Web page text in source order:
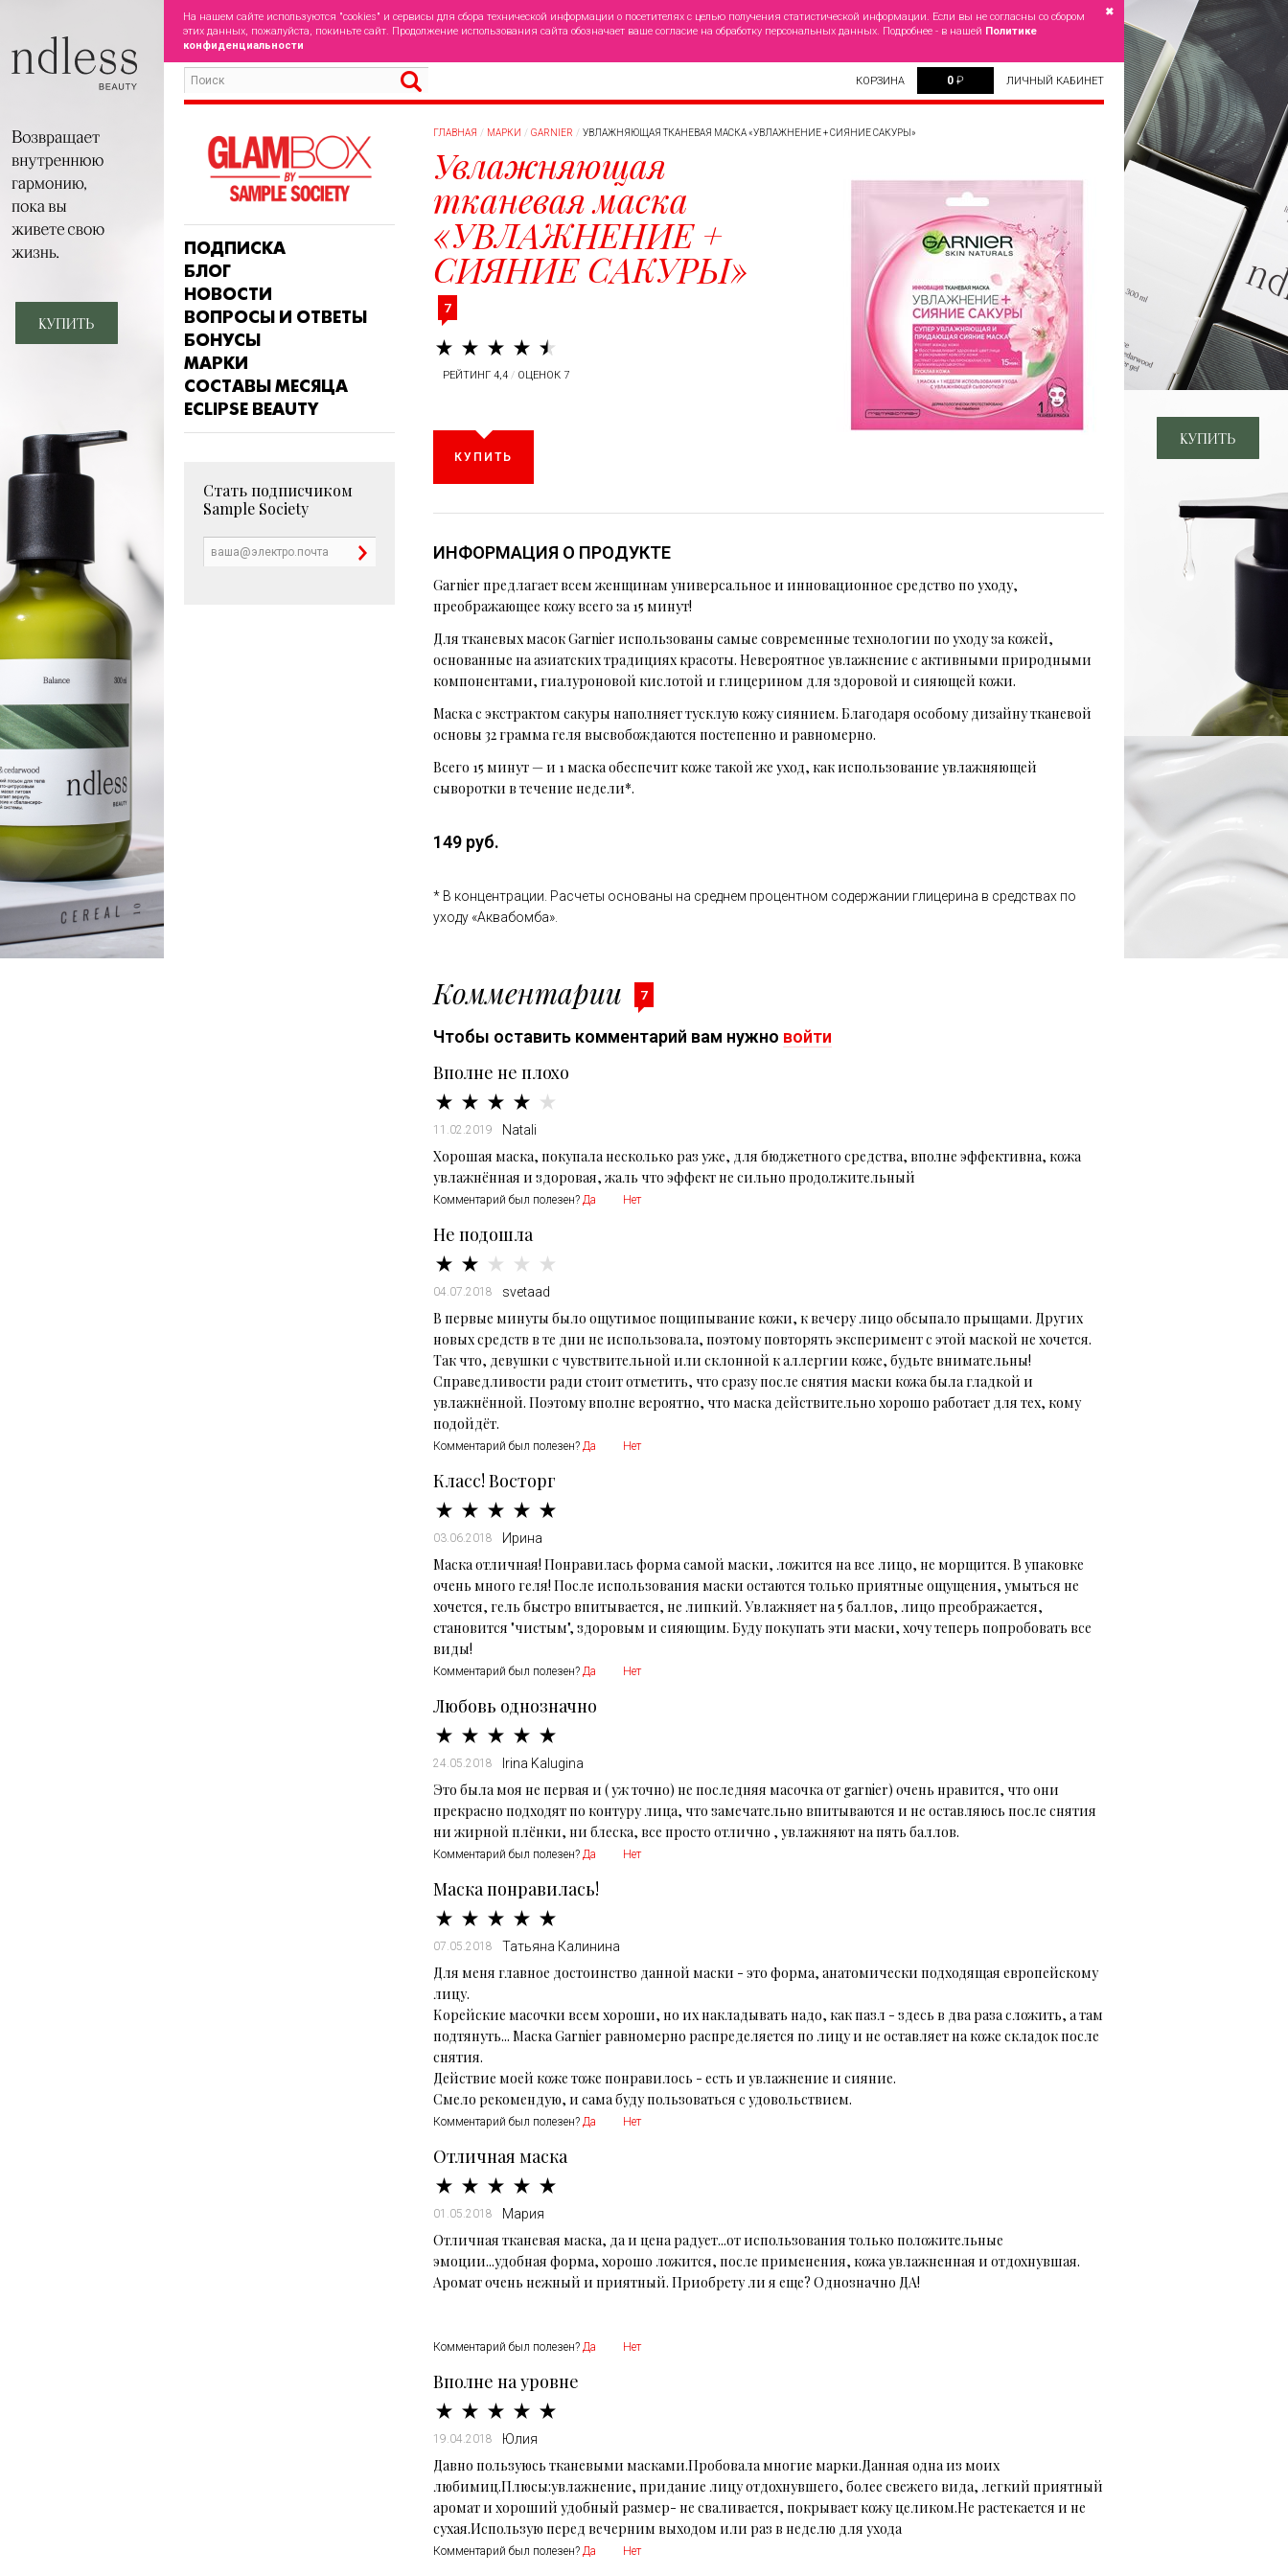
На нашем сайте используются "cookies" и сервисы для сбора технической информации о посетителях с целью получения статистической информации. Если вы не согласны со сбором
этих данных, пожалуйста, покиньте сайт. Продолжение использования сайта обозначает ваше согласие на обработку персональных данных. Подробнее - в нашей Политике
конфиденциальности
✖
КОРЗИНА 0 ₽ ЛИЧНЫЙ КАБИНЕТ
ПОДПИСКА
БЛОГ
НОВОСТИ
ВОПРОСЫ И ОТВЕТЫ
БОНУСЫ
МАРКИ
СОСТАВЫ МЕСЯЦА
ECLIPSE BEAUTY
Стать подписчиком
Sample Society
ГЛАВНАЯ МАРКИ GARNIER УВЛАЖНЯЮЩАЯ ТКАНЕВАЯ МАСКА «УВЛАЖНЕНИЕ + СИЯНИЕ САКУРЫ»
Увлажняющая
тканевая маска
«УВЛАЖНЕНИЕ +
СИЯНИЕ САКУРЫ»
7
РЕЙТИНГ 4,4 / ОЦЕНОК 7
КУПИТЬ
ИНФОРМАЦИЯ О ПРОДУКТЕ
Garnier предлагает всем женщинам универсальное и инновационное средство по уходу,
преображающее кожу всего за 15 минут!
Для тканевых масок Garnier использованы самые современные технологии по уходу за кожей,
основанные на азиатских традициях красоты. Невероятное увлажнение с активными природными
компонентами, гиалуроновой кислотой и глицерином для здоровой и сияющей кожи.
Маска с экстрактом сакуры наполняет тусклую кожу сиянием. Благодаря особому дизайну тканевой
основы 32 грамма геля высвобождаются постепенно и равномерно.
Всего 15 минут — и 1 маска обеспечит коже такой же уход, как использование увлажняющей
сыворотки в течение недели*.
149 руб.
* В концентрации. Расчеты основаны на среднем процентном содержании глицерина в средствах по
уходу «Аквабомба».
Комментарии 7
Чтобы оставить комментарий вам нужно войти
Вполне не плохо
11.02.2019 Natali
Хорошая маска, покупала несколько раз уже, для бюджетного средства, вполне эффективна, кожа
увлажнённая и здоровая, жаль что эффект не сильно продолжительный
Комментарий был полезен? Да Нет
Не подошла
04.07.2018 svetaad
В первые минуты было ощутимое пощипывание кожи, к вечеру лицо обсыпало прыщами. Других
новых средств в те дни не использовала, поэтому повторять эксперимент с этой маской не хочется.
Так что, девушки с чувствительной или склонной к аллергии коже, будьте внимательны!
Справедливости ради стоит отметить, что сразу после снятия маски кожа была гладкой и
увлажнённой. Поэтому вполне вероятно, что маска действительно хорошо работает для тех, кому
подойдёт.
Комментарий был полезен? Да Нет
Класс! Восторг
03.06.2018 Ирина
Маска отличная! Понравилась форма самой маски, ложится на все лицо, не морщится. В упаковке
очень много геля! После использования маски остаются только приятные ощущения, умыться не
хочется, гель быстро впитывается, не липкий. Увлажняет на 5 баллов, лицо преображается,
становится "чистым", здоровым и сияющим. Буду покупать эти маски, хочу теперь попробовать все
виды!
Комментарий был полезен? Да Нет
Любовь однозначно
24.05.2018 Irina Kalugina
Это была моя не первая и ( уж точно) не последняя масочка от garnier) очень нравится, что они
прекрасно подходят по контуру лица, что замечательно впитываются и не оставляюсь после снятия
ни жирной плёнки, ни блеска, все просто отлично , увлажняют на пять баллов.
Комментарий был полезен? Да Нет
Маска понравилась!
07.05.2018 Татьяна Калинина
Для меня главное достоинство данной маски - это форма, анатомически подходящая европейскому
лицу.
Корейские масочки всем хороши, но их накладывать надо, как пазл - здесь в два раза сложить, а там
подтянуть... Маска Garnier равномерно распределяется по лицу и не оставляет на коже складок после
снятия.
Действие моей коже тоже понравилось - есть и увлажнение и сияние.
Смело рекомендую, и сама буду пользоваться с удовольствием.
Комментарий был полезен? Да Нет
Отличная маска
01.05.2018 Мария
Отличная тканевая маска, да и цена радует...от использования только положительные
эмоции...удобная форма, хорошо ложится, после применения, кожа увлажненная и отдохнувшая.
Аромат очень нежный и приятный. Приобрету ли я еще? Однозначно ДА!
Комментарий был полезен? Да Нет
Вполне на уровне
19.04.2018 Юлия
Давно пользуюсь тканевыми масками.Пробовала многие марки.Данная одна из моих
любимиц.Плюсы:увлажнение, придание лицу отдохнувшего, более свежего вида, легкий приятный
аромат и хороший удобный размер- не сваливается, покрывает кожу целиком.Не растекается и не
сухая.Использую перед вечерним выходом или раз в неделю для ухода
Комментарий был полезен? Да Нет